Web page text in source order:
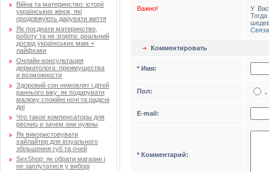
Війна та материнство: історії
українських жінок, які
продовжують дарувати життя
Як поєднати материнство,
роботу та не згоріти: реальний
досвід українських мам +
лайфхаки
Онлайн-консультация
дерматолога: преимущества
и возможности
Здоровий сон немовлят і дітей
раннього віку: як подарувати
малюку спокійні ночі та радісні
дні
Что такое компенсаторы для
ресниц и зачем они нужны
Як використовувати
хайлайтер для візуального
збільшення губ та очей
SexShop: як обрати магазин і
не заплутатися у виборі
Важно!
У Вас
Комментировать
* Имя:
Пол: -
Е-mail:
* Комментарий: